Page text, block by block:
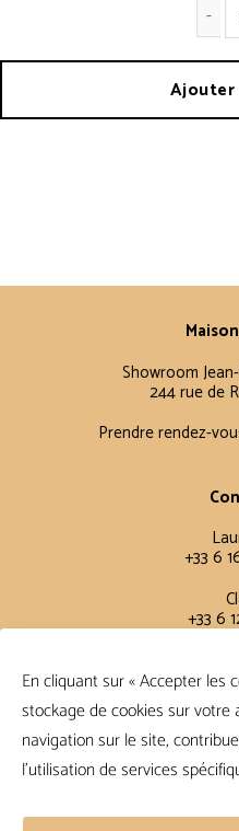
En cliquant sur « Accepter les
stockage de cookies sur
navigation sur le site,
l'utilisation de services
Ajouter
Showroom
244 rue de
Prendre rendez-
+33 6
+33 6
Politique de